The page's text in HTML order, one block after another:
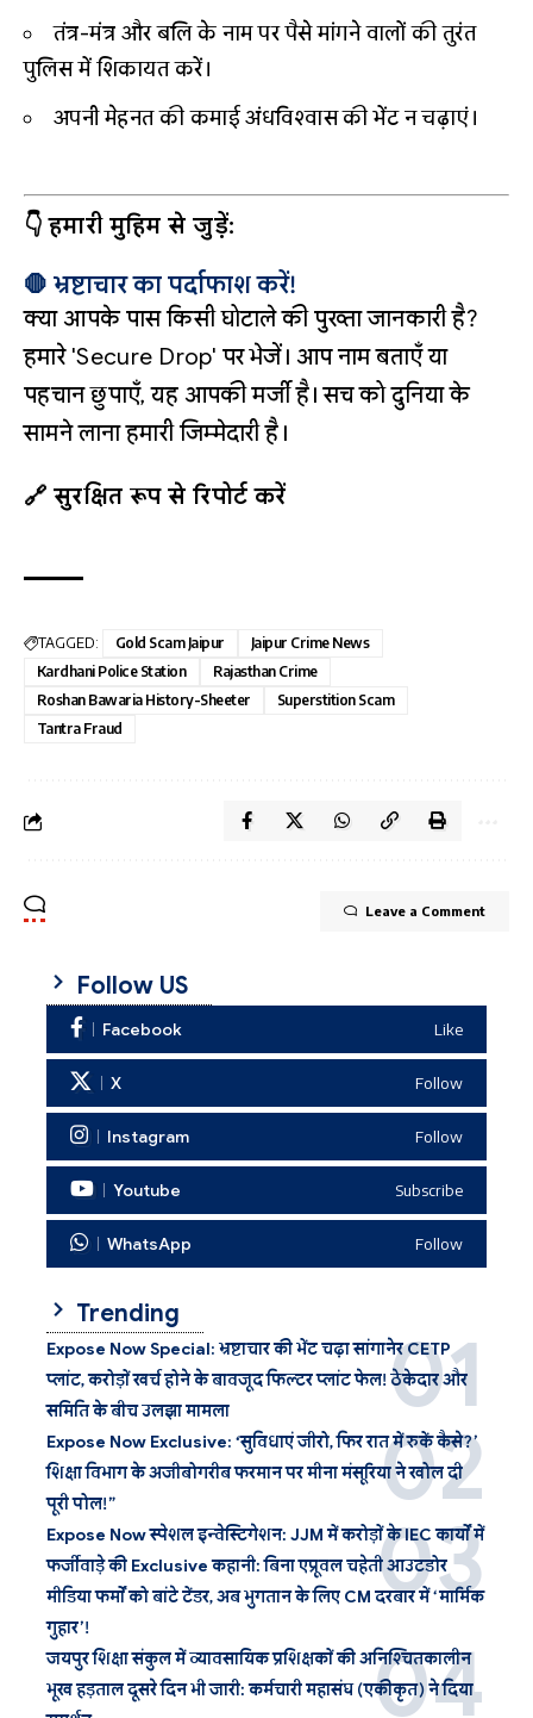
तंत्र-मंत्र और बलि के नाम पर पैसे मांगने वालों की तुरंत
पुलिस में शिकायत करें।
अपनी मेहनत की कमाई अंधविश्वास की भेंट न चढ़ाएं।
👇 हमारी मुहिम से जुड़ें:
🛑 भ्रष्टाचार का पर्दाफाश करें!
क्या आपके पास किसी घोटाले की पुख्ता जानकारी है?
हमारे 'Secure Drop' पर भेजें। आप नाम बताएँ या
पहचान छुपाएँ, यह आपकी मर्जी है। सच को दुनिया के
सामने लाना हमारी जिम्मेदारी है।
🔗 सुरक्षित रूप से रिपोर्ट करें
TAGGED: Gold Scam Jaipur
Jaipur Crime News
Kardhani Police Station
Rajasthan Crime
Roshan Bawaria History-Sheeter
Superstition Scam
Tantra Fraud
Leave a Comment
Follow US
Facebook Like
X Follow
Instagram Follow
Youtube Subscribe
WhatsApp Follow
Trending
Expose Now Special: भ्रष्टाचार की भेंट चढ़ा सांगानेर CETP
प्लांट, करोड़ों खर्च होने के बावजूद फिल्टर प्लांट फेल! ठेकेदार और
समिति के बीच उलझा मामला
Expose Now Exclusive: ‘सुविधाएं जीरो, फिर रात में रुकें कैसे?’
शिक्षा विभाग के अजीबोगरीब फरमान पर मीना मंसूरिया ने खोल दी
पूरी पोल!”
Expose Now स्पेशल इन्वेस्टिगेशन: JJM में करोड़ों के IEC कार्यों में
फर्जीवाड़े की Exclusive कहानी: बिना एप्रूवल चहेती आउटडोर
मीडिया फर्मों को बांटे टेंडर, अब भुगतान के लिए CM दरबार में ‘मार्मिक
गुहार’!
जयपुर शिक्षा संकुल में व्यावसायिक प्रशिक्षकों की अनिश्चितकालीन
भूख हड़ताल दूसरे दिन भी जारी: कर्मचारी महासंघ (एकीकृत) ने दिया